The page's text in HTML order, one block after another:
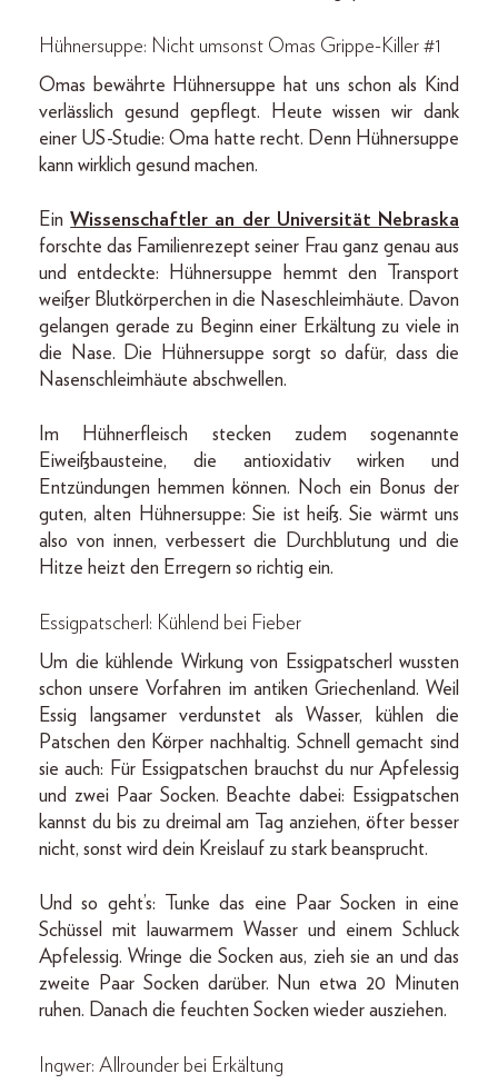
Hühnersuppe: Nicht umsonst Omas Grippe-Killer #1
Omas bewährte Hühnersuppe hat uns schon als Kind
verlässlich gesund gepflegt. Heute wissen wir dank
einer US-Studie: Oma hatte recht. Denn Hühnersuppe
kann wirklich gesund machen.
EinWissenschaftler an der Universität Nebraska
forschte das Familienrezept seiner Frau ganz genau aus
und entdeckte: Hühnersuppe hemmt den Transport
weißer Blutkörperchen in die Naseschleimhäute. Davon
gelangen gerade zu Beginn einer Erkältung zu viele in
die Nase. Die Hühnersuppe sorgt so dafür, dass die
Nasenschleimhäute abschwellen.
Im Hühnerfleisch stecken zudem sogenannte
Eiweißbausteine, die antioxidativ wirken und
Entzündungen hemmen können. Noch ein Bonus der
guten, alten Hühnersuppe: Sie ist heiß. Sie wärmt uns
also von innen, verbessert die Durchblutung und die
Hitze heizt den Erregern so richtig ein.
Essigpatscherl: Kühlend bei Fieber
Um die kühlende Wirkung von Essigpatscherl wussten
schon unsere Vorfahren im antiken Griechenland. Weil
Essig langsamer verdunstet als Wasser, kühlen die
Patschen den Körper nachhaltig. Schnell gemacht sind
sie auch: Für Essigpatschen brauchst du nur Apfelessig
und zwei Paar Socken. Beachte dabei: Essigpatschen
kannst du bis zu dreimal am Tag anziehen, öfter besser
nicht, sonst wird dein Kreislauf zu stark beansprucht.
Und so geht’s: Tunke das eine Paar Socken in eine
Schüssel mit lauwarmem Wasser und einem Schluck
Apfelessig. Wringe die Socken aus, zieh sie an und das
zweite Paar Socken darüber. Nun etwa 20 Minuten
ruhen. Danach die feuchten Socken wieder ausziehen.
Ingwer: Allrounder bei Erkältung